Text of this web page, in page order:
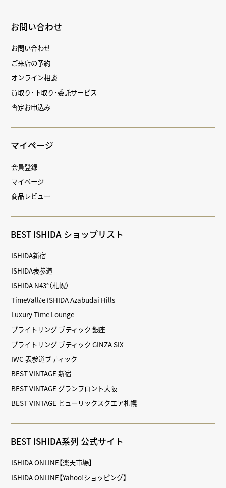
お問い合わせ
お問い合わせ
ご来店の予約
オンライン相談
買取り・下取り・委託サービス
査定お申込み
マイページ
会員登録
マイページ
商品レビュー
BEST ISHIDA ショップリスト
ISHIDA新宿
ISHIDA表参道
ISHIDA N43°（札幌）
TimeVallée ISHIDA Azabudai Hills
Luxury Time Lounge
ブライトリング ブティック 銀座
ブライトリング ブティック GINZA SIX
IWC 表参道ブティック
BEST VINTAGE 新宿
BEST VINTAGE グランフロント大阪
BEST VINTAGE ヒューリックスクエア札幌
BEST ISHIDA系列 公式サイト
ISHIDA ONLINE【楽天市場】
ISHIDA ONLINE【Yahoo!ショッピング】